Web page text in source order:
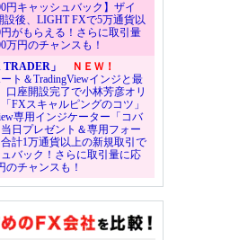
円キャッシュバック】ザイ
設後、LIGHT FXで5万通貨以
がもらえる！さらに取引量
万円のチャンスも！
」
ＮＥＷ！
ート＆TradingViewインジと最
口座開設完了で小林芳彦オリ
FXスキャルピングのコツ」
専用インジケーター「コバ
日プレゼント＆専用フォー
計1万通貨以上の新規取引で
バック！さらに取引量に応
のチャンスも！